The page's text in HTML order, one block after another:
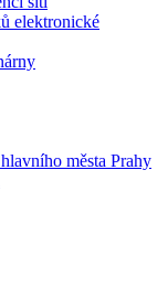
elektronické
města Prahy